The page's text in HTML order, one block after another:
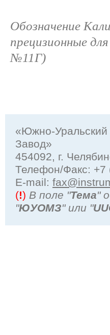
Обозначение
прецизионные
№11Г)
«Южно-
Завод»
454092, г.
Телефон/Факс: +7
Е-mail:
(!) В поле "Тема"
"ЮУОМЗ" или "